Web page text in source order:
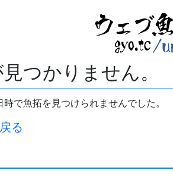
つかりません。
時で魚拓を見つけられませんでした。
る